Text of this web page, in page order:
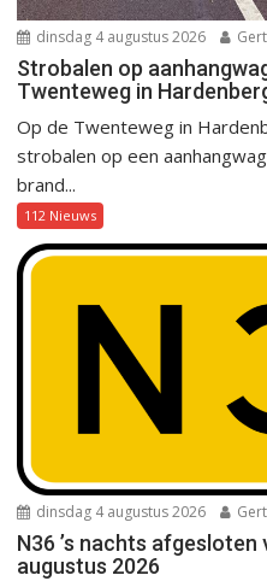
dinsdag 4 augustus 2026
Strobalen op
Twenteweg in
Op de Twenteweg in
strobalen op een
brand...
112 Nieuws
dinsdag 4 augustus 2026
N36 ’s nachts
augustus 2026